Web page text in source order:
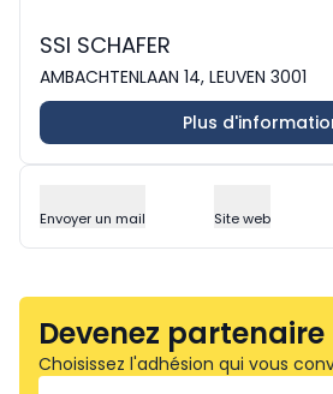
SSI SCHAFER
AMBACHTENLAAN 14, LEUVEN 3001
Plus
Envoyer un mail Site web
Devenez
Choisissez l'adhésion qui vous